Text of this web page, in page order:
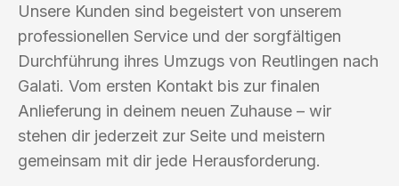
Unsere Kunden sind begeistert von unserem
professionellen Service und der sorgfältigen
Durchführung ihres Umzugs von Reutlingen nach
Galati. Vom ersten Kontakt bis zur finalen
Anlieferung in deinem neuen Zuhause – wir
stehen dir jederzeit zur Seite und meistern
gemeinsam mit dir jede Herausforderung.